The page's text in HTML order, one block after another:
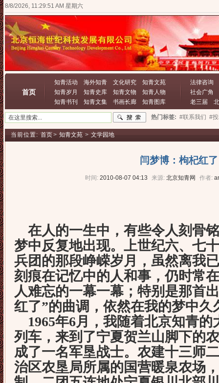
8/8/2026, 11:29:52 AM 星期六
首页
知青活动 海外知青 文化研究
知青文苑
知青岁月
知青史库 知青文物
知青人物
知青书刊
知青文集 书画长廊 知青图库
法律咨询
社会广角
老三届
热门标签: #联系我们 #
当前位置: 首页> 知青文苑 > 文学园地
闫梦博：枸杞红了
时间: 2010-08-07 04:13 来源: 北京知青网 作者:
在人的一生中，有些令人刻骨
梦中反复地出现。上世纪六、七
兵团的那段峥嵘岁月，虽然离我
刻痕在记忆中的人和事，仍时常
人难忘的一幕一幕；特别是那首
红了”的曲调，依然在我的梦中久
1965年6月，我随着北京知青
列车，来到了宁夏贺兰山脚下的
成了一名军垦战士。农建十三师
治区农垦局所属的国营暖泉农场